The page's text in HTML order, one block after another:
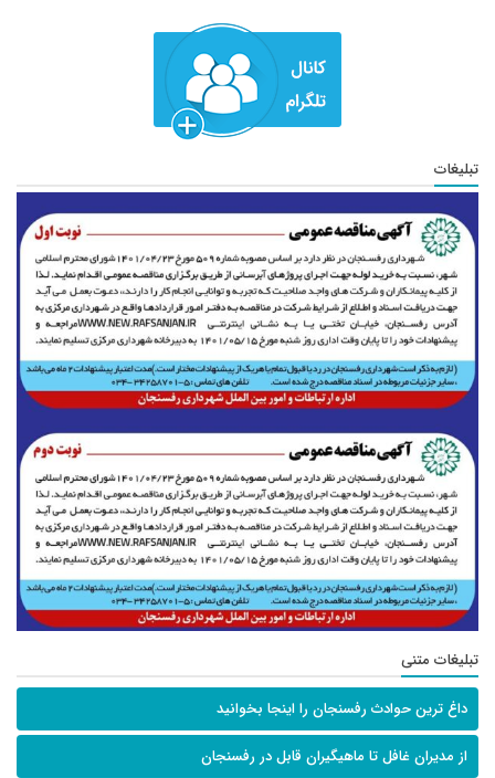
تبلیغات
تبلیغات متنی
داغ ترین حوادث رفسنجان را اینجا بخوانید
از مدیران غافل تا ماهیگیران قابل در رفسنجان